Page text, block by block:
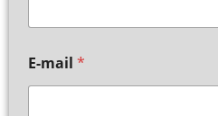
E-mail *